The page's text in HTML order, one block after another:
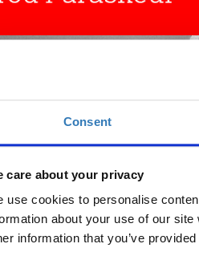
Consent
care about your privacy
use cookies to personalise
about your use of our
information that you’ve
Sway. Ένα